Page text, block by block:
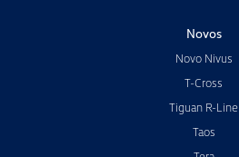
Novos
Novo Nivus
T-Cross
Tiguan R-Line
Taos